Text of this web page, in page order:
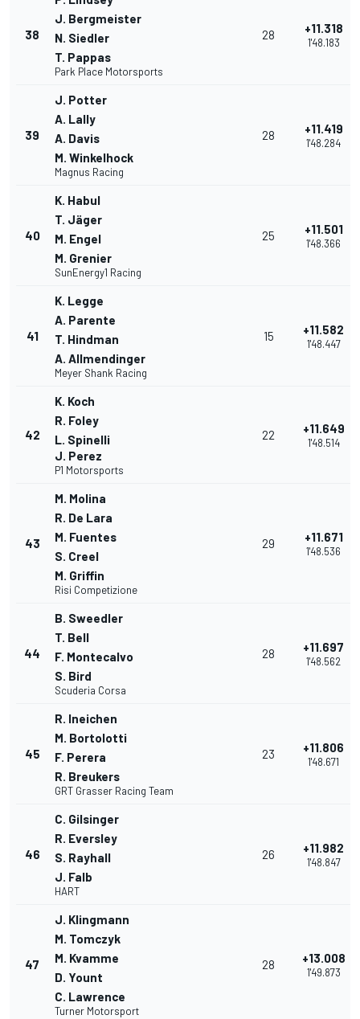
38
J. Bergmeister
N. Siedler
T. Pappas
Park Place Motorsports
28 +11.318
1'48.183
39
J. Potter
A. Lally
A. Davis
M. Winkelhock
Magnus Racing
28 +11.419
1'48.284
40
K. Habul
T. Jäger
M. Engel
M. Grenier
SunEnergy1 Racing
25 +11.501
1'48.366
41
K. Legge
A. Parente
T. Hindman
A. Allmendinger
Meyer Shank Racing
15 +11.582
1'48.447
42
K. Koch
R. Foley
L. Spinelli
J. Perez
P1 Motorsports
22 +11.649
1'48.514
43
M. Molina
R. De Lara
M. Fuentes
S. Creel
M. Griffin
Risi Competizione
29 +11.671
1'48.536
44
B. Sweedler
T. Bell
F. Montecalvo
S. Bird
Scuderia Corsa
28 +11.697
1'48.562
45
R. Ineichen
M. Bortolotti
F. Perera
R. Breukers
GRT Grasser Racing Team
23 +11.806
1'48.671
46
C. Gilsinger
R. Eversley
S. Rayhall
J. Falb
HART
26 +11.982
1'48.847
47
J. Klingmann
M. Tomczyk
M. Kvamme
D. Yount
C. Lawrence
Turner Motorsport
28 +13.008
1'49.873